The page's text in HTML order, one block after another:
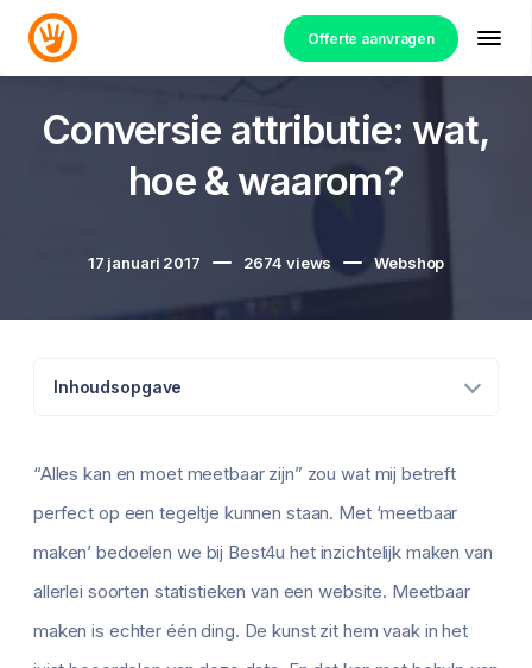
Offerte aanvragen
Conversie attributie: wat,
hoe & waarom?
17 januari 2017 2674 views Webshop
Inhoudsopgave
“Alles kan en moet meetbaar zijn” zou wat mij betreft
perfect op een tegeltje kunnen staan. Met ‘meetbaar
maken’ bedoelen we bij Best4u het inzichtelijk maken van
allerlei soorten statistieken van een website. Meetbaar
maken is echter één ding. De kunst zit hem vaak in het